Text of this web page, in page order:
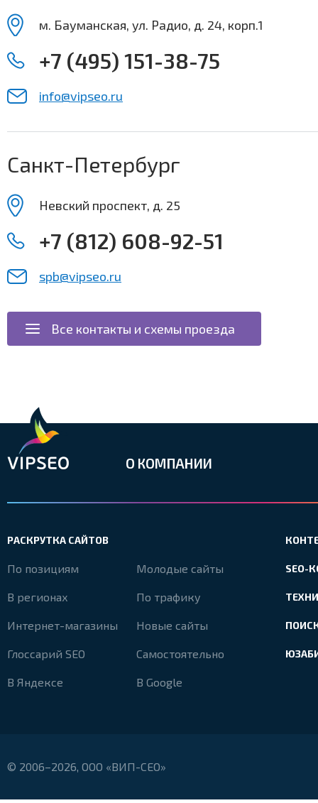
м. Бауманская, ул. Радио, д. 24, корп.1
+7 (495) 151-38-75
info@vipseo.ru
Санкт-Петербург
Невский проспект, д. 25
+7 (812) 608-92-51
spb@vipseo.ru
Все контакты и схемы проезда
О КОМПАНИИ
РАСКРУТКА САЙТОВ
По позициям Молодые сайты
В регионах По трафику
Интернет-магазины Новые сайты
Глоссарий SEO Самостоятельно
В Яндексе В Google
SEO-
© 2006–2026, ООО «ВИП-СЕО»